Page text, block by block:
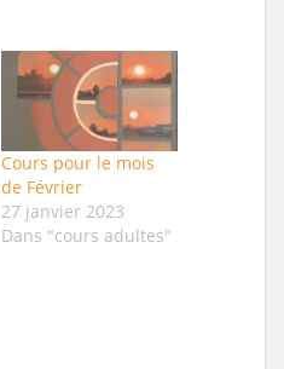
Cours pour le mois
de Février
27 janvier 2023
Dans "cours adultes"